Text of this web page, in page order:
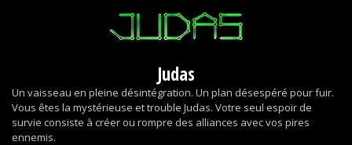
Judas
Un vaisseau en pleine désintégration. Un plan désespéré pour fuir.
Vous êtes la mystérieuse et trouble Judas. Votre seul espoir de
survie consiste à créer ou rompre des alliances avec vos pires
ennemis.